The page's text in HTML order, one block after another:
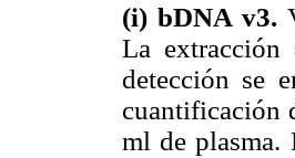
(i) bDNA v3.
La extracción
detección se
cuantificación
ml de plasma.